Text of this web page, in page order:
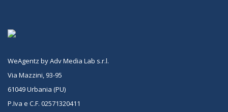
WeAgentz by Adv Media Lab s.r.l.
Via Mazzini, 93-95
61049 Urbania (PU)
P.Iva e C.F. 02571320411